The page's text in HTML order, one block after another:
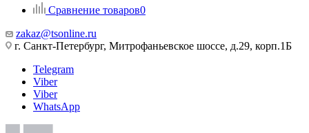
Сравнение товаров0
zakaz@tsonline.ru
г. Санкт-Петербург, Митрофаньевское шоссе, д.29, корп.1Б
Telegram
Viber
Viber
WhatsApp